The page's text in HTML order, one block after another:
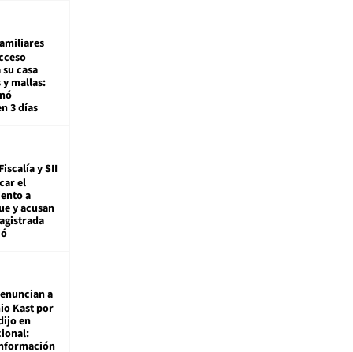
casa
mallas:
3 días
Fiscalía y SII
el
a
y acusan
a
Kast por
en